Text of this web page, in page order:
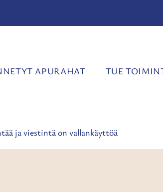
APURAHAT TUE
ja viestintä on vallankäyttöä